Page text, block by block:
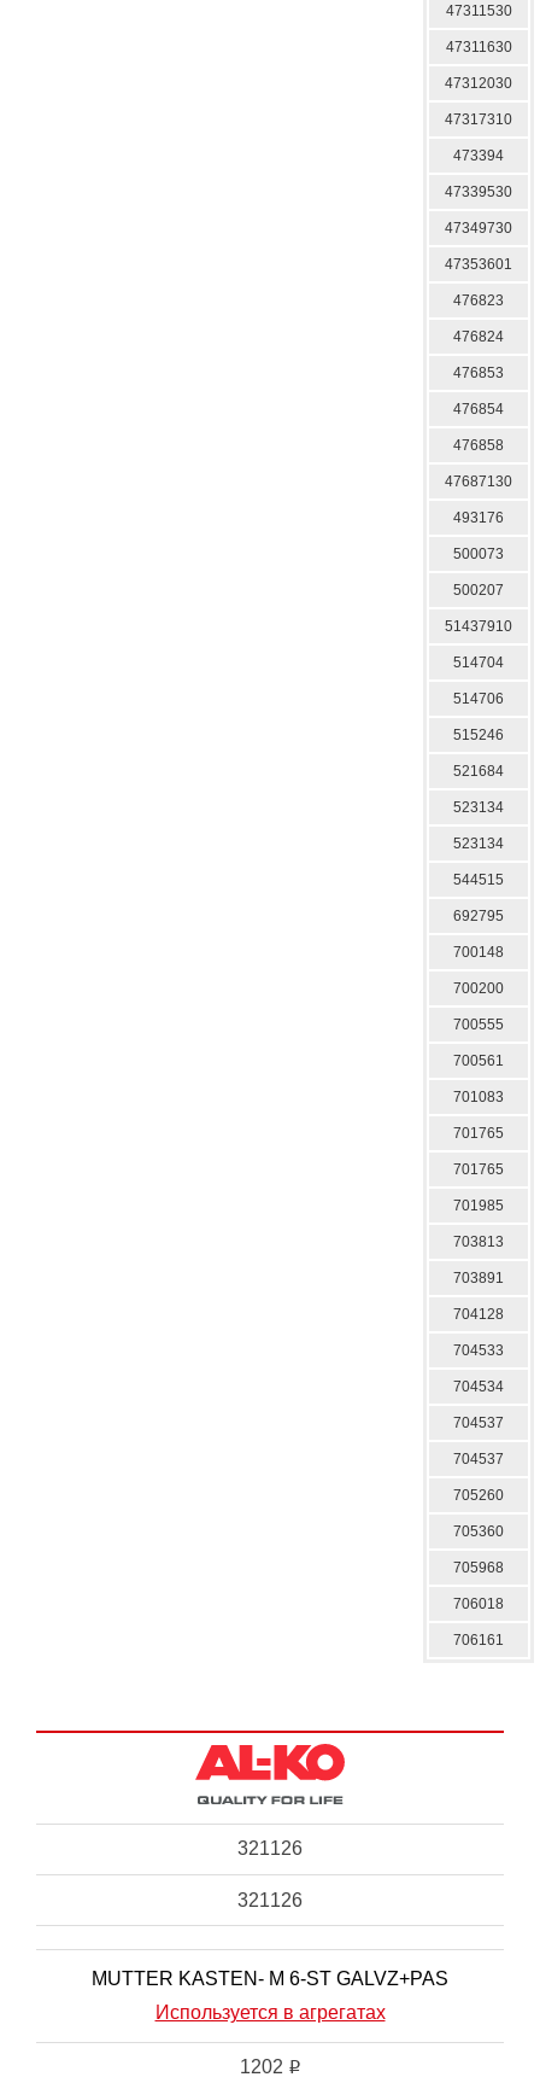
47311530
47311630
47312030
47317310
473394
47339530
47349730
47353601
476823
476824
476853
476854
476858
47687130
493176
500073
500207
51437910
514704
514706
515246
521684
523134
523134
544515
692795
700148
700200
700555
700561
701083
701765
701765
701985
703813
703891
704128
704533
704534
704537
704537
705260
705360
705968
706018
706161
321126
321126
MUTTER KASTEN- M 6-ST GALVZ+PAS
Используется в агрегатах
1202 i